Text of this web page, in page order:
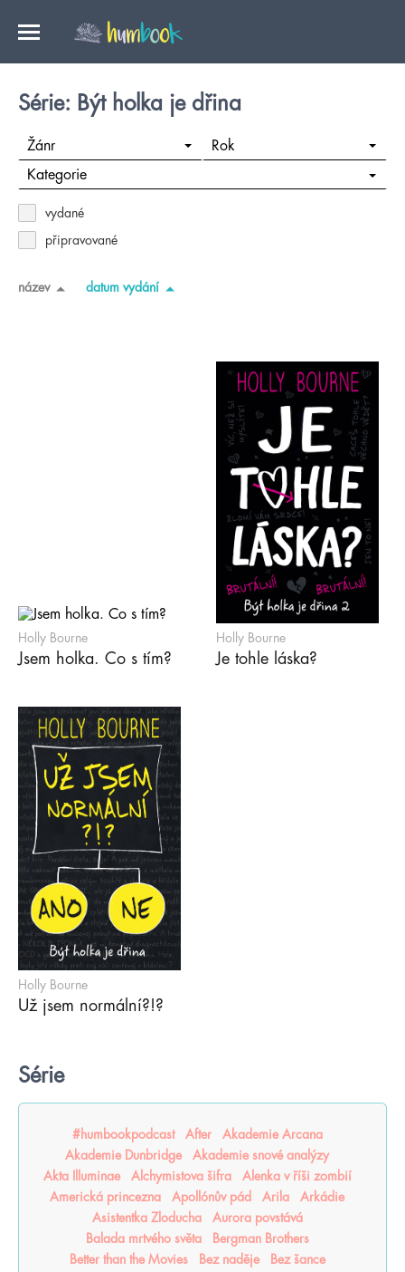
Série: Být holka je dřina
Žánr Rok
Kategorie
vydané
připravované
název datum vydání
Holly Bourne
Jsem holka. Co s tím?
Holly Bourne
Je tohle láska?
Holly Bourne
Už jsem normální?!?
Série
#humbookpodcast After
Akademie Arcana
Akademie Dunbridge
Akademie snové analýzy
Akta Illuminae
Alchymistova šifra
Alenka v říši zombií
Americká princezna
Apollónův pád Arila
Arkádie
Asistentka Zloducha
Aurora povstává
Balada mrtvého světa
Bergman Brothers
Better than the Movies
Bez naděje
Bez šance